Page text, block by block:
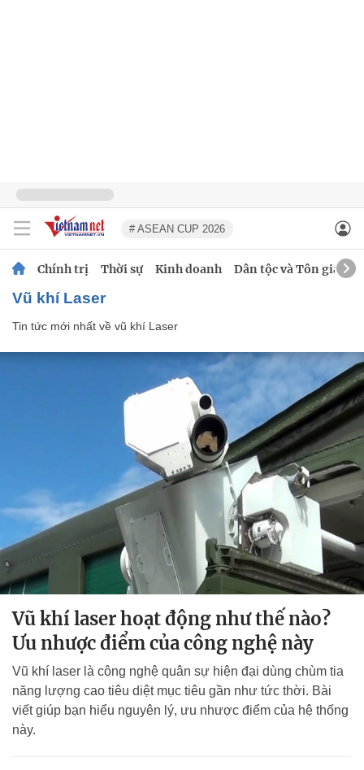
# ASEAN CUP 2026
Chính trị Thời sự Kinh doanh Dân tộc và Tôn giáo
vũ khí Laser
Tin tức mới nhất về vũ khí Laser
Vũ khí laser hoạt động như thế nào?
Ưu nhược điểm của công nghệ này
Vũ khí laser là công nghệ quân sự hiện đại dùng chùm tia
năng lượng cao tiêu diệt mục tiêu gần như tức thời. Bài
viết giúp bạn hiểu nguyên lý, ưu nhược điểm của hệ thống
này.